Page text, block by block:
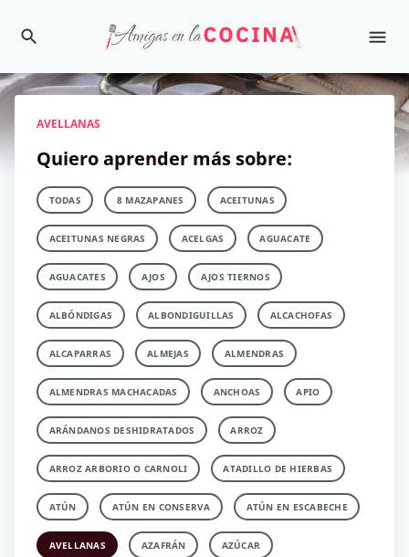
AVELLANAS
Quiero aprender más sobre:
TODAS 8 MAZAPANES ACEITUNAS
ACEITUNAS NEGRAS ACELGAS AGUACATE
AGUACATES AJOS AJOS TIERNOS
ALBÓNDIGAS ALBONDIGUILLAS ALCACHOFAS
ALCAPARRAS ALMEJAS ALMENDRAS
ALMENDRAS MACHACADAS ANCHOAS APIO
ARÁNDANOS DESHIDRATADOS ARROZ
ARROZ ARBORIO O CARNOLI ATADILLO DE HIERBAS
ATÚN ATÚN EN CONSERVA ATÚN EN ESCABECHE
AVELLANAS AZAFRÁN AZÚCAR